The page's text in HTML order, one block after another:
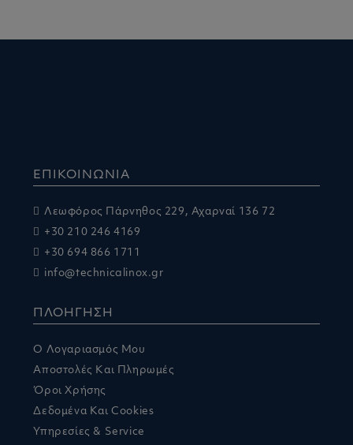
ΕΠΙΚΟΙΝΩΝΙΑ
Λεωφόρος Πάρνηθος 229, Αχαρναί 136 72
+30 210 246 4169
+30 694 866 1711
info@technicalinox.gr
ΠΛΟΗΓΗΣΗ
Ο Λογαριασμός Μου
Αποστολές Και Πληρωμές
Όροι Χρήσης
Δεδομένα Και Cookies
Υπηρεσίες & Service